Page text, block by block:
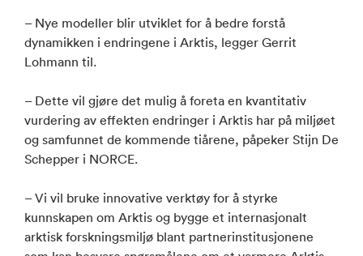
– Nye modeller blir utviklet for å bedre forstå
dynamikken i endringene i Arktis, legger Gerrit
Lohmann til.
– Dette vil gjøre det mulig å foreta en kvantitativ
vurdering av effekten endringer i Arktis har på miljøet
og samfunnet de kommende tiårene, påpeker Stijn De
Schepper i NORCE.
– Vi vil bruke innovative verktøy for å styrke
kunnskapen om Arktis og bygge et internasjonalt
arktisk forskningsmiljø blant partnerinstitusjonene